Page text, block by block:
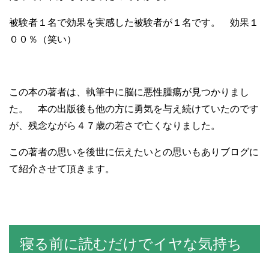
被験者１名で効果を実感した被験者が１名です。 効果１
００％（笑い）
この本の著者は、執筆中に脳に悪性腫瘍が見つかりまし
た。 本の出版後も他の方に勇気を与え続けていたのです
が、残念ながら４７歳の若さで亡くなりました。
この著者の思いを後世に伝えたいとの思いもありブログに
て紹介させて頂きます。
寝る前に読むだけでイヤな気持ち